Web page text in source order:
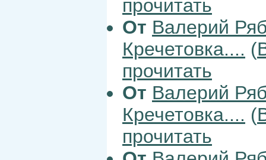
прочитать
От Валерий
Кречетовка.... (
прочитать
От Валерий
Кречетовка.... (
прочитать